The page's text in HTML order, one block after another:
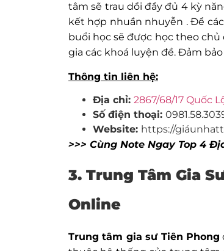
tâm sẽ trau dồi đầy đủ 4 kỳ
kết hợp nhuần nhuyễn . Để
buổi học sẽ được học theo
gia các khoá luyện đề. Đảm
Thông tin liên hệ:
Địa chỉ: 2867/68/17 Quốc
Số điện thoại:
Website: https://
>>> Cùng Note Ngay Top 4
3. Trung Tâm Gia
Online
Trung tâm gia sư Tiên Phong